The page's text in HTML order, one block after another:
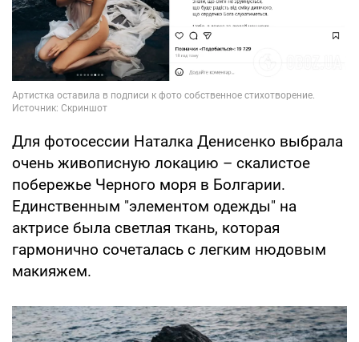
Для фотосессии Наталка Денисенко выбрала
очень живописную локацию – скалистое
побережье Черного моря в Болгарии.
Единственным "элементом одежды" на
актрисе была светлая ткань, которая
гармонично сочеталась с легким нюдовым
макияжем.